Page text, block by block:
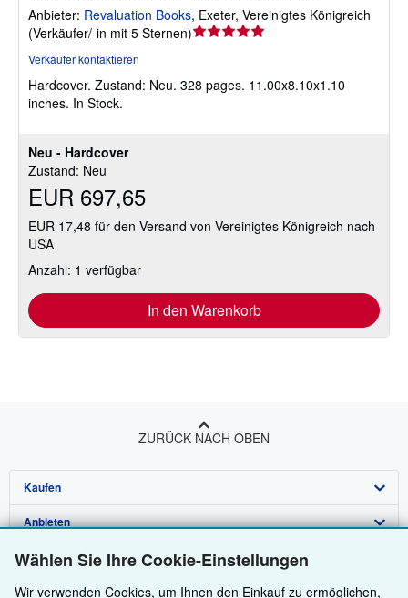
Wählen Sie Ihre Cookie-Einstellungen
Wir verwenden Cookies, um Ihnen den Einkauf zu ermöglichen,
Neu - Hardcover
Zustand: Neu
EUR 697,65
EUR 17,48 für den Versand von Vereinigtes Königreich nach
USA
Anzahl: 1 verfügbar
In den Warenkorb
Anbieter: Revaluation Books, Exeter, Vereinigtes Königreich
(Verkäufer/-in mit 5 Sternen)Verkäuferbewertung
5
Verkäufer kontaktieren
Hardcover. Zustand: Neu. 328 pages. 11.00x8.10x1.10
inches. In Stock.
ZURÜCK NACH OBEN
Kaufen
Detailsuche
Sammlungen
Nutzerkonto
Anbieten
Verkäufer werden
Partnerprogramm
Über uns
Über uns / Impressum
Hilfe